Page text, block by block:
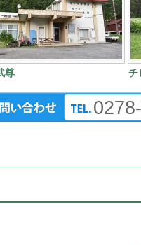
尊 チ